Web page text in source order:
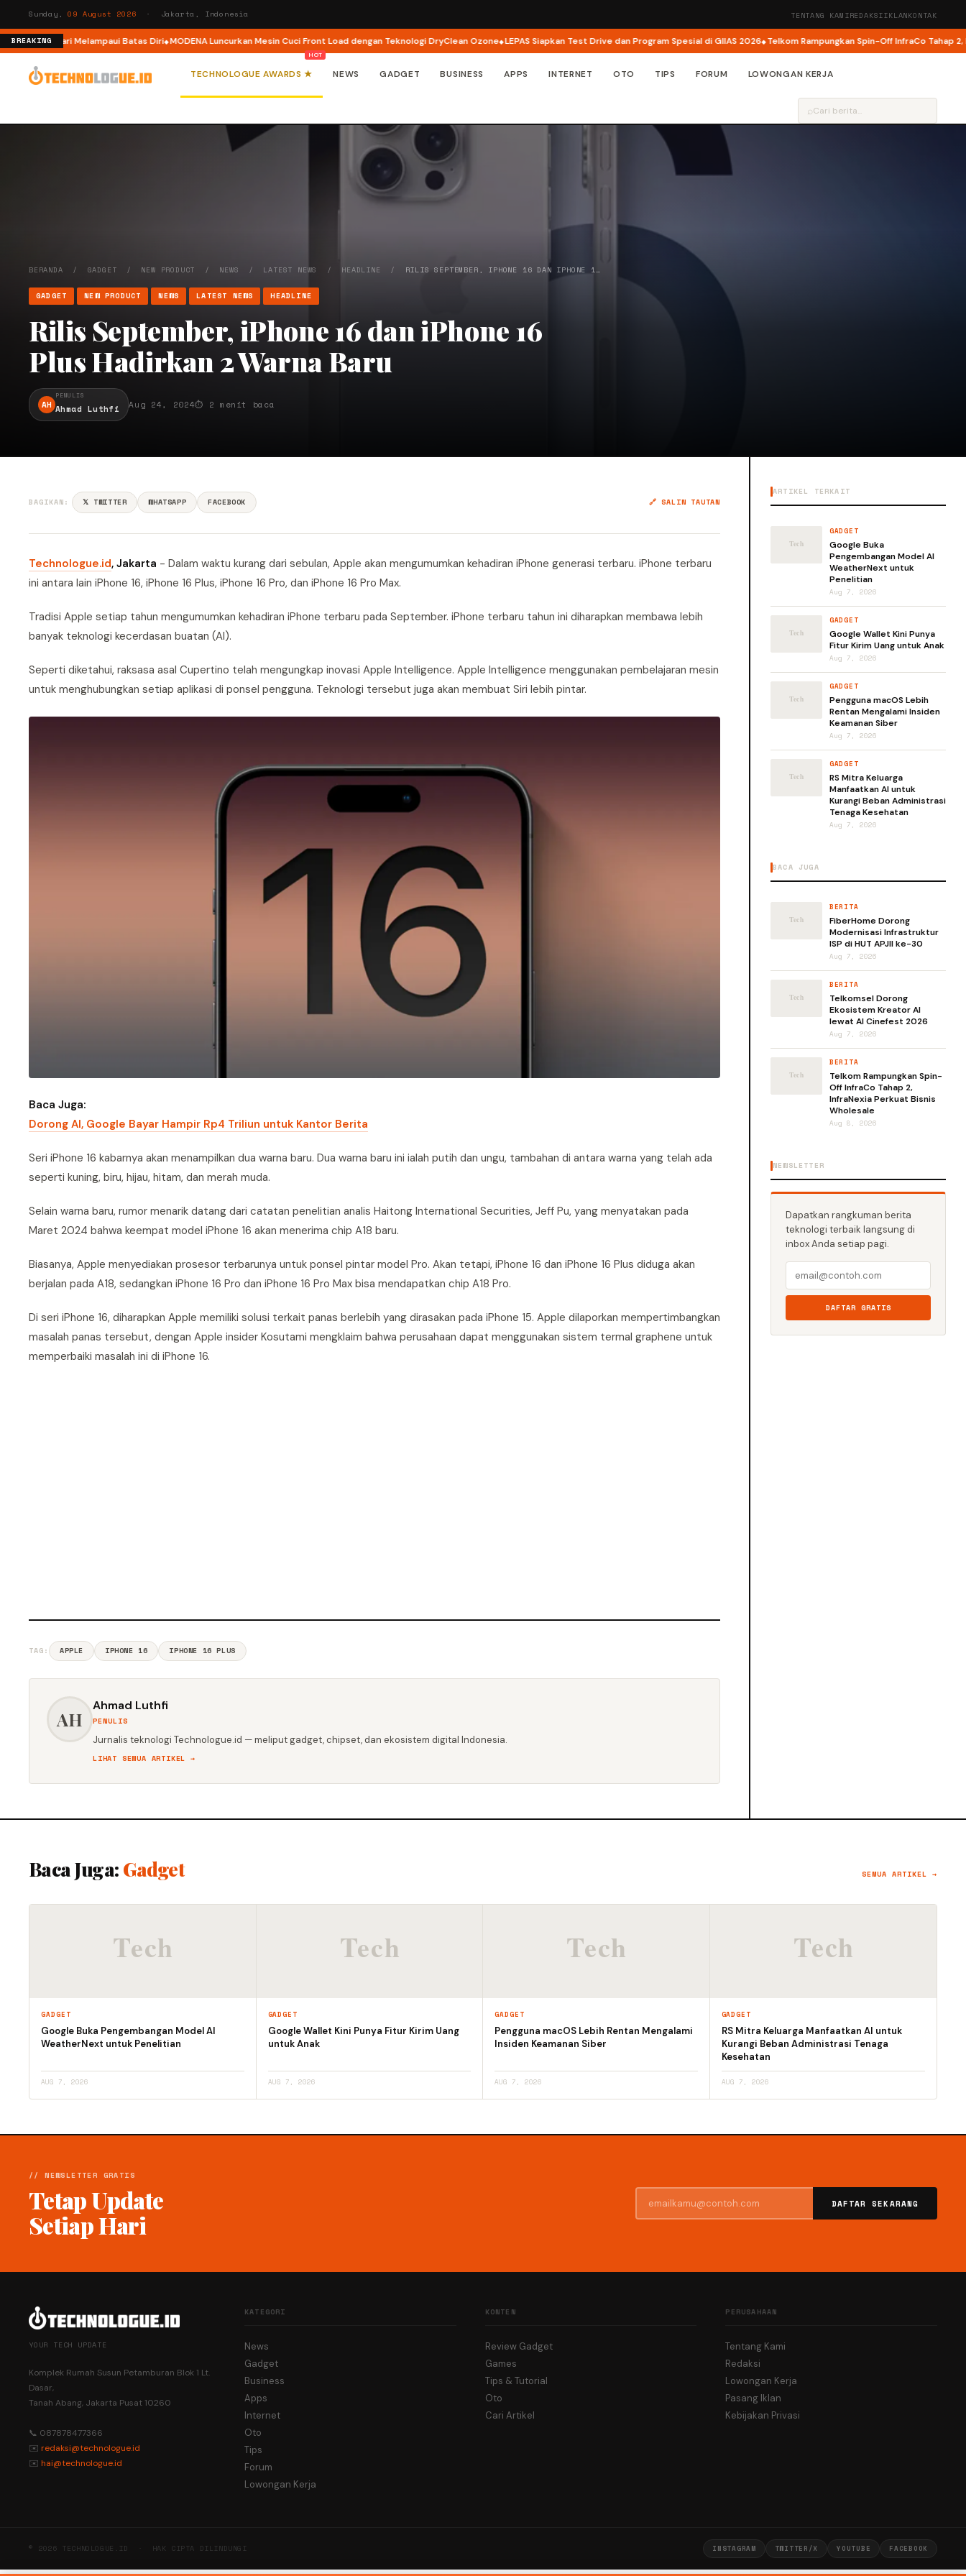
Sunday,09 August 2026 · Jakarta, Indonesia TENTANG KAMIREDAKSIIKLANKONTAK
BREAKING
Pelari Melampaui Batas Diri MODENA Luncurkan Mesin Cuci Front Load dengan Teknologi DryClean Ozone LEPAS Siapkan Test Drive dan Program Spesial di GIIAS 2026 Telkom Rampungkan Spin-Off InfraCo Tahap 2,
TECHNOLOGUE AWARDS ★ NEWS GADGET BUSINESS APPS INTERNET OTO TIPS FORUM LOWONGAN KERJA
⌕
BERANDA / GADGET / NEW PRODUCT / NEWS / LATEST NEWS / HEADLINE / RILIS SEPTEMBER, IPHONE 16 DAN IPHONE 1…
GADGET NEW PRODUCT NEWS LATEST NEWS HEADLINE
Rilis September, iPhone 16 dan iPhone 16
Plus Hadirkan 2 Warna Baru
AH
PENULIS
Ahmad Luthfi Aug 24, 2024⏱ 2 menit baca
BAGIKAN: 𝕏 TWITTER WHATSAPP FACEBOOK 🔗 SALIN TAUTAN
Technologue.id, Jakarta - Dalam waktu kurang dari sebulan, Apple akan mengumumkan kehadiran iPhone generasi terbaru. iPhone terbaru
ini antara lain iPhone 16, iPhone 16 Plus, iPhone 16 Pro, dan iPhone 16 Pro Max.
Tradisi Apple setiap tahun mengumumkan kehadiran iPhone terbaru pada September. iPhone terbaru tahun ini diharapkan membawa lebih
banyak teknologi kecerdasan buatan (AI).
Seperti diketahui, raksasa asal Cupertino telah mengungkap inovasi Apple Intelligence. Apple Intelligence menggunakan pembelajaran mesin
untuk menghubungkan setiap aplikasi di ponsel pengguna. Teknologi tersebut juga akan membuat Siri lebih pintar.
Baca Juga:
Dorong AI, Google Bayar Hampir Rp4 Triliun untuk Kantor Berita
Seri iPhone 16 kabarnya akan menampilkan dua warna baru. Dua warna baru ini ialah putih dan ungu, tambahan di antara warna yang telah ada
seperti kuning, biru, hijau, hitam, dan merah muda.
Selain warna baru, rumor menarik datang dari catatan penelitian analis Haitong International Securities, Jeff Pu, yang menyatakan pada
Maret 2024 bahwa keempat model iPhone 16 akan menerima chip A18 baru.
Biasanya, Apple menyediakan prosesor terbarunya untuk ponsel pintar model Pro. Akan tetapi, iPhone 16 dan iPhone 16 Plus diduga akan
berjalan pada A18, sedangkan iPhone 16 Pro dan iPhone 16 Pro Max bisa mendapatkan chip A18 Pro.
Di seri iPhone 16, diharapkan Apple memiliki solusi terkait panas berlebih yang dirasakan pada iPhone 15. Apple dilaporkan mempertimbangkan
masalah panas tersebut, dengan Apple insider Kosutami mengklaim bahwa perusahaan dapat menggunakan sistem termal graphene untuk
memperbaiki masalah ini di iPhone 16.
TAG: APPLE IPHONE 16 IPHONE 16 PLUS
AH
Ahmad Luthfi
PENULIS
Jurnalis teknologi Technologue.id — meliput gadget, chipset, dan ekosistem digital Indonesia.
LIHAT SEMUA ARTIKEL →
ARTIKEL TERKAIT
GADGET
Google Buka
Pengembangan Model AI
WeatherNext untuk
Penelitian
Aug 7, 2026
GADGET
Google Wallet Kini Punya
Fitur Kirim Uang untuk Anak
Aug 7, 2026
GADGET
Pengguna macOS Lebih
Rentan Mengalami Insiden
Keamanan Siber
Aug 7, 2026
GADGET
RS Mitra Keluarga
Manfaatkan AI untuk
Kurangi Beban Administrasi
Tenaga Kesehatan
Aug 7, 2026
BACA JUGA
BERITA
FiberHome Dorong
Modernisasi Infrastruktur
ISP di HUT APJII ke-30
Aug 7, 2026
BERITA
Telkomsel Dorong
Ekosistem Kreator AI
lewat AI Cinefest 2026
Aug 7, 2026
BERITA
Telkom Rampungkan Spin-
Off InfraCo Tahap 2,
InfraNexia Perkuat Bisnis
Wholesale
Aug 8, 2026
NEWSLETTER
Dapatkan rangkuman berita
teknologi terbaik langsung di
inbox Anda setiap pagi.
DAFTAR GRATIS
Baca Juga: Gadget SEMUA ARTIKEL →
GADGET
Google Buka Pengembangan Model AI
WeatherNext untuk Penelitian
AUG 7, 2026
GADGET
Google Wallet Kini Punya Fitur Kirim Uang
untuk Anak
AUG 7, 2026
GADGET
Pengguna macOS Lebih Rentan Mengalami
Insiden Keamanan Siber
AUG 7, 2026
GADGET
RS Mitra Keluarga Manfaatkan AI untuk
Kurangi Beban Administrasi Tenaga
Kesehatan
AUG 7, 2026
// NEWSLETTER GRATIS
Tetap Update
Setiap Hari
DAFTAR SEKARANG
YOUR TECH UPDATE
Komplek Rumah Susun Petamburan Blok 1 Lt.
Dasar,
Tanah Abang, Jakarta Pusat 10260
📞 087878477366
✉️ redaksi@technologue.id
✉️ hai@technologue.id
KATEGORI
News
Gadget
Business
Apps
Internet
Oto
Tips
Forum
Lowongan Kerja
KONTEN
Review Gadget
Games
Tips & Tutorial
Oto
Cari Artikel
PERUSAHAAN
Tentang Kami
Redaksi
Lowongan Kerja
Pasang Iklan
Kebijakan Privasi
© 2026 TECHNOLOGUE.ID · HAK CIPTA DILINDUNGI INSTAGRAM TWITTER/X YOUTUBE FACEBOOK